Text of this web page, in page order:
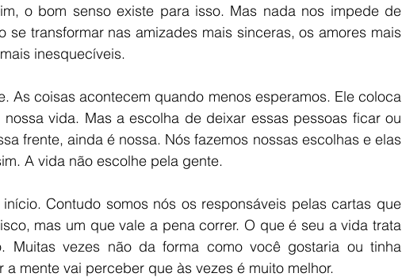
o bom senso existe para isso. Mas nada nos impede de
se transformar nas amizades mais sinceras, os amores mais
inesquecíveis.
As coisas acontecem quando menos esperamos. Ele coloca
vida. Mas a escolha de deixar essas pessoas ficar ou
frente, ainda é nossa. Nós fazemos nossas escolhas e elas
A vida não escolhe pela gente.
Contudo somos nós os responsáveis pelas cartas que
mas um que vale a pena correr. O que é seu a vida trata
Muitas vezes não da forma como você gostaria ou tinha
mente vai perceber que às vezes é muito melhor.